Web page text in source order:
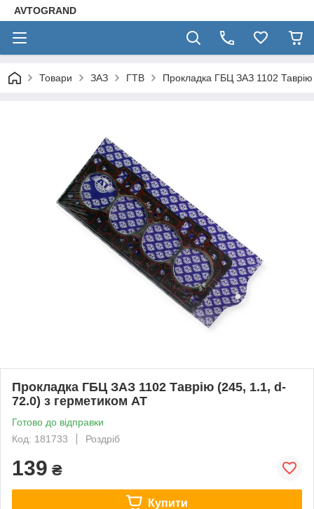
AVTOGRAND
Товари ЗАЗ ГТВ Прокладка ГБЦ ЗАЗ 1102
Прокладка ГБЦ ЗАЗ 1102 Таврію (245, 1.1, d-
72.0) з герметиком AT
Готово до відправки
Код: 181733
Роздріб
139 ₴
Купити